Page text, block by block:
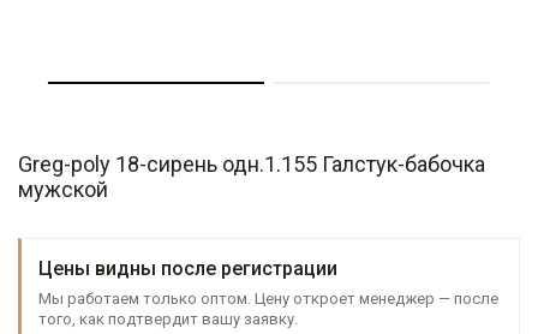
Greg-poly 18-сирень одн.1.155 Галстук-бабочка
мужской
Цены видны после регистрации
Мы работаем только оптом. Цену откроет менеджер — после
того, как подтвердит вашу заявку.